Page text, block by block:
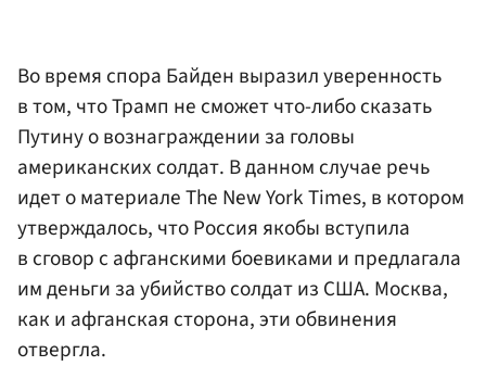
Во время спора Байден выразил уверенность
в том, что Трамп не сможет что-либо сказать
Путину о вознаграждении за головы
американских солдат. В данном случае речь
идет о материале The New York Times, в котором
утверждалось, что Россия якобы вступила
в сговор с афганскими боевиками и предлагала
им деньги за убийство солдат из США. Москва,
как и афганская сторона, эти обвинения
отвергла.